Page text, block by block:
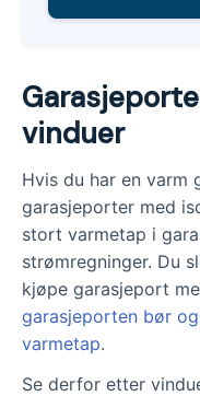
vinduer
Hvis du har en varm
garasjeporter med
stort varmetap i
strømregninger. Du
kjøpe garasjeport
garasjeporten bør
varmetap.
Se derfor etter